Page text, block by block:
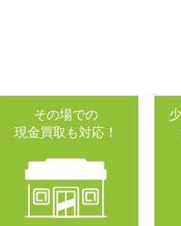
その場での
現金買取も対応！